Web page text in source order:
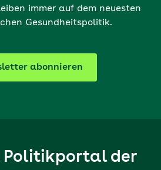
immer auf dem neuesten
Gesundheitspolitik.
abonnieren
Politikportal der